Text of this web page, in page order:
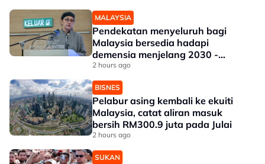
MALAYSIA
Pendekatan menyeluruh bagi
Malaysia bersedia hadapi
demensia menjelang 2030 -
Hanifah
2 hours ago
BISNES
Pelabur asing kembali ke ekuiti
Malaysia, catat aliran masuk
bersih RM300.9 juta pada Julai
2 hours ago
SUKAN